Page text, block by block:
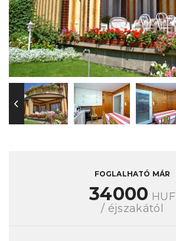
FOGLALHATÓ MÁR
34000 HUF
/ éjszakától